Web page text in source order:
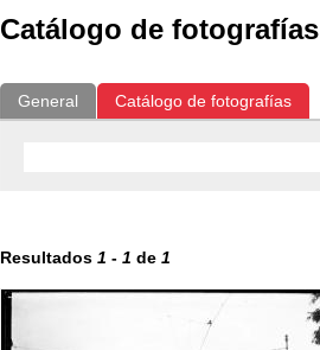
Catálogo de fotografías
General Catálogo de fotografías
Resultados 1 - 1 de 1